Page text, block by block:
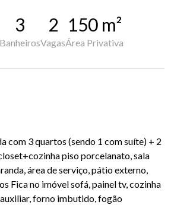
3
Banheiros
2
Vagas
150 m²
Área Privativa
com 3 quartos (sendo 1 com suíte) + 2
piso porcelanato, sala
área de serviço, pátio externo,
Fica no imóvel sofá, painel tv, cozinha
forno imbutido, fogão